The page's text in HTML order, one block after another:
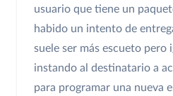
usuario que tiene un
habido un intento de
suele ser más escueto pero
instando al destinatario a
para programar una nueva